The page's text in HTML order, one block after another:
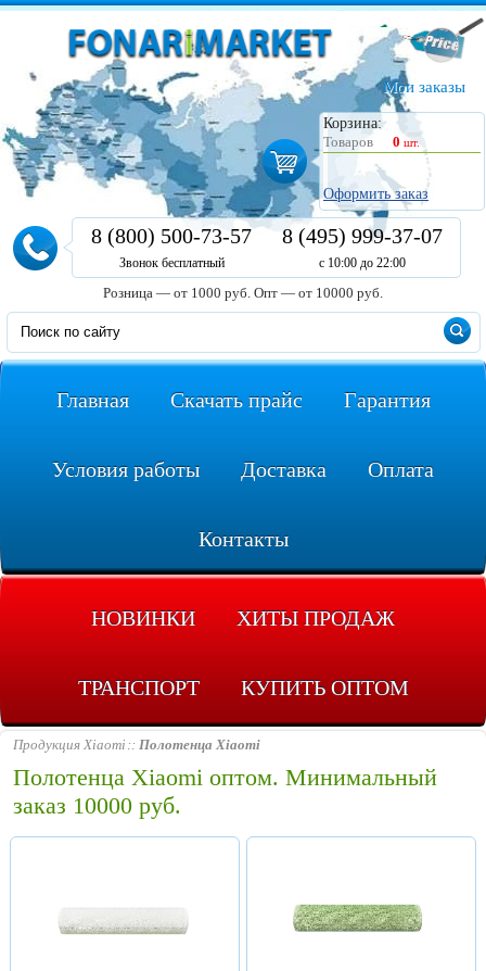
Мои заказы
Корзина:
Товаров
0 шт.
Оформить заказ
8 (800) 500-73-57
Звонок бесплатный
8 (495) 999-37-07
с 10:00 до 22:00
Розница — от 1000 руб. Опт — от 10000 руб.
Главная Скачать прайс Гарантия
Условия работы Доставка Оплата
Контакты
НОВИНКИ ХИТЫ ПРОДАЖ
ТРАНСПОРТ КУПИТЬ ОПТОМ
Продукция Xiaomi Полотенца Xiaomi
Полотенца Xiaomi оптом. Минимальный
заказ 10000 руб.